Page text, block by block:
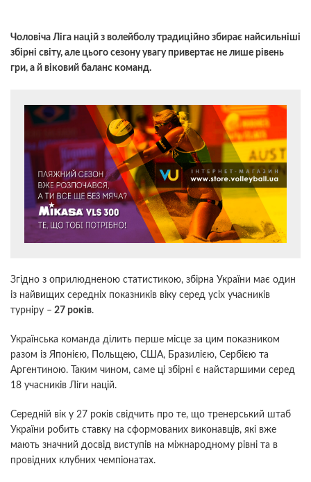
Чоловіча Ліга націй з волейболу традиційно збирає найсильніші
збірні світу, але цього сезону увагу привертає не лише рівень
гри, а й віковий баланс команд.
Згідно з оприлюдненою статистикою, збірна України має один
із найвищих середніх показників віку серед усіх учасників
турніру – 27 років.
Українська команда ділить перше місце за цим показником
разом із Японією, Польщею, США, Бразилією, Сербією та
Аргентиною. Таким чином, саме ці збірні є найстаршими серед
18 учасників Ліги націй.
Середній вік у 27 років свідчить про те, що тренерський штаб
України робить ставку на сформованих виконавців, які вже
мають значний досвід виступів на міжнародному рівні та в
провідних клубних чемпіонатах.